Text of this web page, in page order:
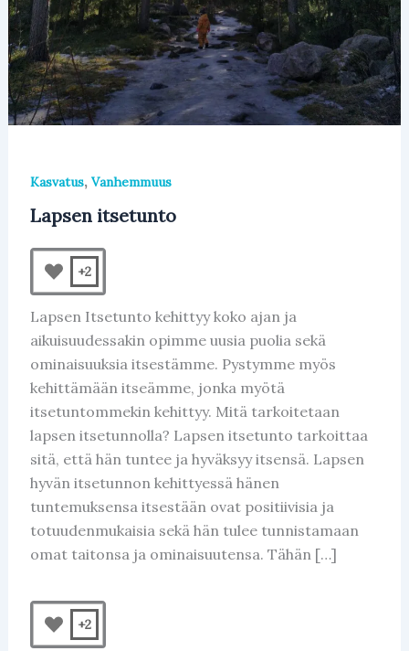
Kasvatus, Vanhemmuus
Lapsen itsetunto
+2
Lapsen Itsetunto kehittyy koko ajan ja
aikuisuudessakin opimme uusia puolia sekä
ominaisuuksia itsestämme. Pystymme myös
kehittämään itseämme, jonka myötä
itsetuntommekin kehittyy. Mitä tarkoitetaan
lapsen itsetunnolla? Lapsen itsetunto tarkoittaa
sitä, että hän tuntee ja hyväksyy itsensä. Lapsen
hyvän itsetunnon kehittyessä hänen
tuntemuksensa itsestään ovat positiivisia ja
totuudenmukaisia sekä hän tulee tunnistamaan
omat taitonsa ja ominaisuutensa. Tähän […]
+2